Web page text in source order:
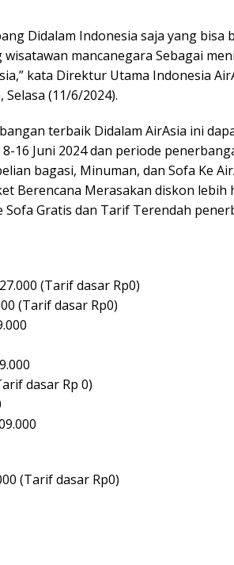
Didalam Indonesia saja yang bisa
mancanegara Sebagai
kata Direktur Utama Indonesia
(11/6/2024).
terbaik Didalam AirAsia ini
16 Juni 2024 dan periode
bagasi, Minuman, dan Sofa Ke
Berencana Merasakan diskon lebih
Gratis dan Tarif Terendah
(Tarif dasar Rp0)
(Tarif dasar Rp0)
dasar Rp 0)
(Tarif dasar Rp0)